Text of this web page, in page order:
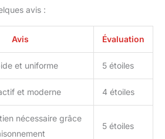
et la friture. Notre
wok ultime est
cuisinières à gaz et
les feux ouverts.
MANIPULATION et
RANGEMENT
FACILES : Notre
avis :
Avis Évaluation
et uniforme 5 étoiles
et moderne 4 étoiles
nécessaire grâce
5 étoiles